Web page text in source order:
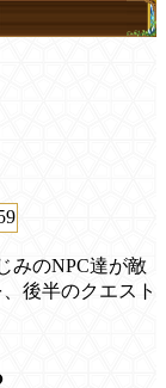
みのNPC達が敵
後半のクエスト